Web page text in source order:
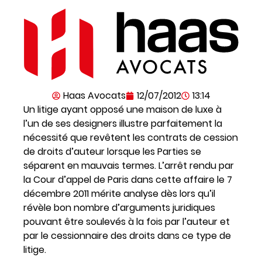
Haas Avocats 12/07/2012
13:14
Un litige ayant opposé une maison de luxe à
l’un de ses designers illustre parfaitement la
nécessité que revêtent les contrats de cession
de droits d’auteur lorsque les Parties se
séparent en mauvais termes. L’arrêt rendu par
la Cour d’appel de Paris dans cette affaire le 7
décembre 2011 mérite analyse dès lors qu’il
révèle bon nombre d’arguments juridiques
pouvant être soulevés à la fois par l’auteur et
par le cessionnaire des droits dans ce type de
litige.